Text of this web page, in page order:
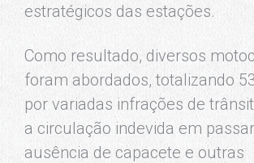
estratégicos das estações.
Como resultado, diversos
foram abordados, totalizando
por variadas infrações de
a circulação indevida em
ausência de capacete e outras